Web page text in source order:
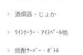
酒燗器・じょか
ﾜｲﾝｸｰﾗｰ・ｱｲｽﾍﾟｰﾙ他
焼酎ｻｰﾊﾞｰ・ﾎﾞﾄﾙ